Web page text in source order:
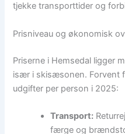
tjekke transporttider og
Prisniveau og økonomisk
Priserne i Hemsedal ligger
især i skisæsonen. Forvent
udgifter per person i 2025:
Transport:
færge og